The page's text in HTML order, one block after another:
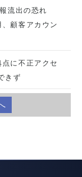
流出の恐れ
顧客アカウン
に不正アクセ
きず